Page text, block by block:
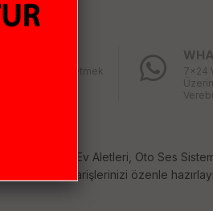
ürünü iade etmek
7x24
Küçük Ev Aletleri, Oto Ses
Siparişlerinizi özenle